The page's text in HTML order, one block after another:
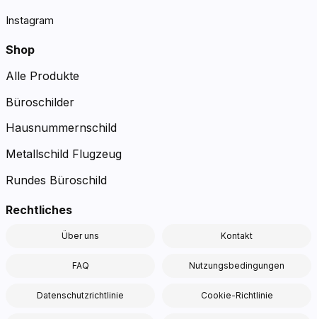
Instagram
Shop
Alle Produkte
Büroschilder
Hausnummernschild
Metallschild Flugzeug
Rundes Büroschild
Rechtliches
Über uns Kontakt
FAQ Nutzungsbedingungen
Datenschutzrichtlinie Cookie-Richtlinie